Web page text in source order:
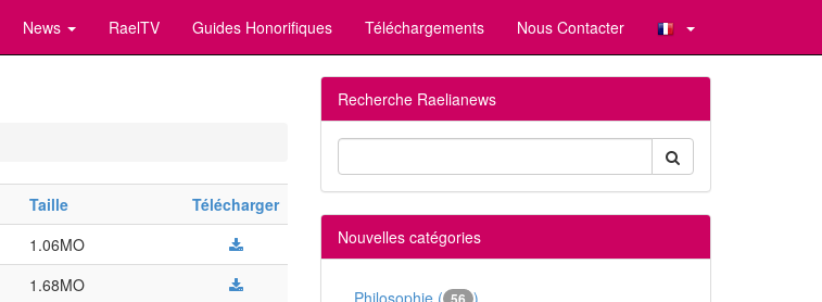
News RaelTV Guides Honorifiques Téléchargements Nous Contacter
Taille
Télécharger
1.06MO
1.68MO
Recherche Raelianews
Nouvelles catégories
Philosophie (
)